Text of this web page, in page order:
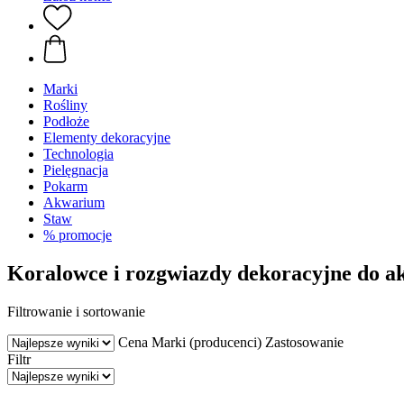
Marki
Rośliny
Podłoże
Elementy dekoracyjne
Technologia
Pielęgnacja
Pokarm
Akwarium
Staw
% promocje
Koralowce i rozgwiazdy dekoracyjne do
Filtrowanie i sortowanie
Cena Marki (producenci) Zastosowanie
Filtr